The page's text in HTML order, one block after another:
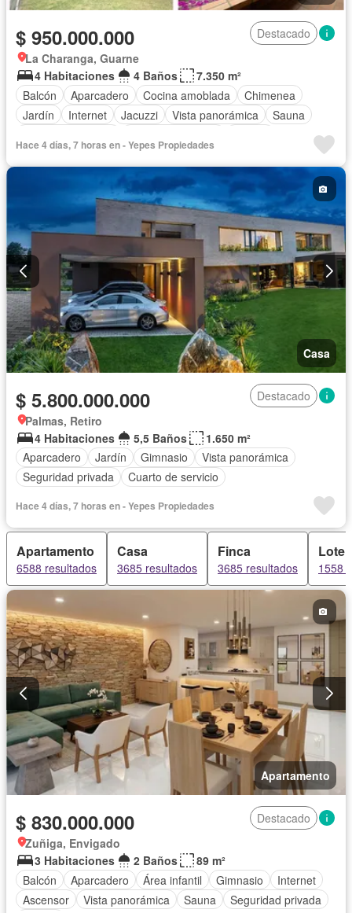
$ 950.000.000
Destacado
La Charanga, Guarne
4 Habitaciones
4 Baños
7.350 m²
Balcón
Aparcadero Cocina amoblada
Chimenea
Jardín
Internet Jacuzzi Vista panorámica
Sauna
Cancha de tenis
Hace 4 días, 7 horas en - Yepes Propiedades
Casa
$ 5.800.000.000
Destacado
Palmas, Retiro
4 Habitaciones
5,5 Baños
1.650 m²
Aparcadero
Jardín Gimnasio
Vista panorámica
Seguridad privada
Cuarto de servicio
Hace 4 días, 7 horas en - Yepes Propiedades
Apartamento
6588 resultados
Casa
3685 resultados
Finca
3685 resultados
Lote
1558
Apartamento
$ 830.000.000
Destacado
Zuñiga, Envigado
3 Habitaciones
2 Baños
89 m²
Balcón
Aparcadero Área infantil Gimnasio
Internet
Ascensor
Vista panorámica Sauna
Seguridad privada